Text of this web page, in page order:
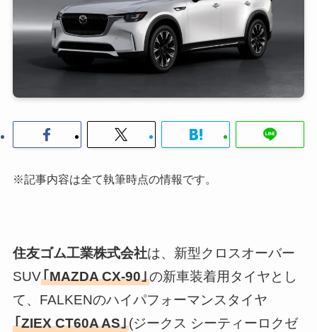
※記事内容は全て執筆時点の情報です。
住友ゴム工業株式会社は、新型クロスオーバー
SUV｢MAZDA CX-90｣の新車装着用タイヤとし
て、FALKENのハイパフォーマンスタイヤ
｢ZIEX CT60A AS｣(ジークス シーティーロクゼ